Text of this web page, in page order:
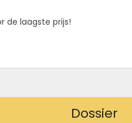
de laagste prijs!
Dossier